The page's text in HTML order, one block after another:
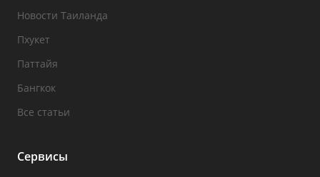
Новости Таиланда
Пхукет
Паттайя
Бангкок
Все статьи
Сервисы